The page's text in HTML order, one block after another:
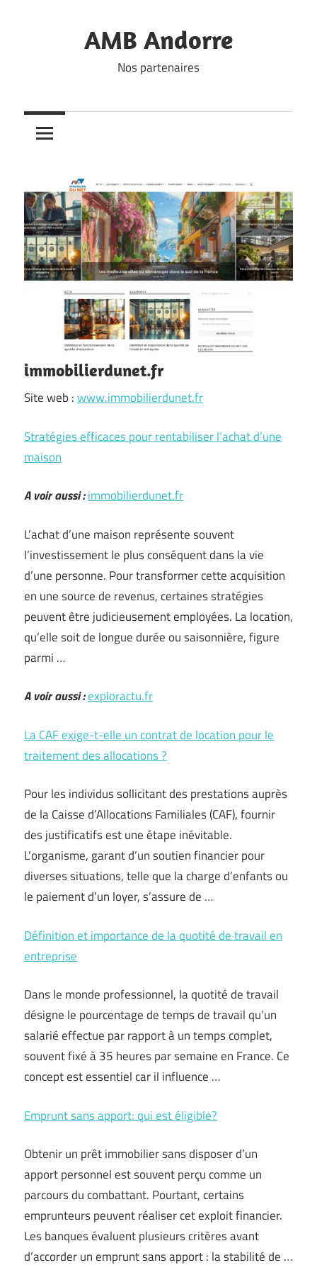
AMB Andorre
Nos partenaires
immobilierdunet.fr
Site web :www.immobilierdunet.fr
Stratégies efficaces pour rentabiliser l’achat d’une
maison
A voir aussi :immobilierdunet.fr
L’achat d’une maison représente souvent
l’investissement le plus conséquent dans la vie
d’une personne. Pour transformer cette acquisition
en une source de revenus, certaines stratégies
peuvent être judicieusement employées. La location,
qu’elle soit de longue durée ou saisonnière, figure
parmi …
A voir aussi :exploractu.fr
La CAF exige-t-elle un contrat de location pour le
traitement des allocations ?
Pour les individus sollicitant des prestations auprès
de la Caisse d’Allocations Familiales (CAF), fournir
des justificatifs est une étape inévitable.
L’organisme, garant d’un soutien financier pour
diverses situations, telle que la charge d’enfants ou
le paiement d’un loyer, s’assure de …
Définition et importance de la quotité de travail en
entreprise
Dans le monde professionnel, la quotité de travail
désigne le pourcentage de temps de travail qu’un
salarié effectue par rapport à un temps complet,
souvent fixé à 35 heures par semaine en France. Ce
concept est essentiel car il influence …
Emprunt sans apport: qui est éligible?
Obtenir un prêt immobilier sans disposer d’un
apport personnel est souvent perçu comme un
parcours du combattant. Pourtant, certains
emprunteurs peuvent réaliser cet exploit financier.
Les banques évaluent plusieurs critères avant
d’accorder un emprunt sans apport : la stabilité de …